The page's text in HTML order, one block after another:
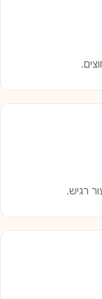
רגיש.